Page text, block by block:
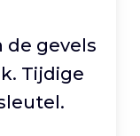
de gevels
Tijdige